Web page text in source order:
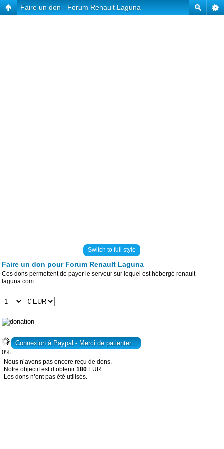
Faire un don - Forum Renault Laguna
Switch to full style
Faire un don pour Forum Renault Laguna
Ces dons permettent de payer le serveur sur lequel est hébergé renault-
laguna.com
0%
Nous n’avons pas encore reçu de dons.
Notre objectif est d’obtenir 180 EUR.
Les dons n’ont pas été utilisés.